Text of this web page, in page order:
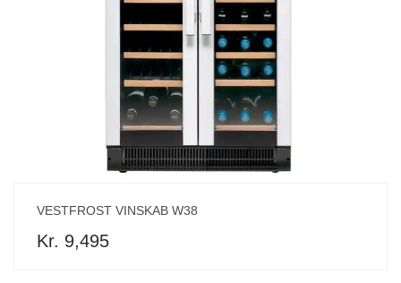
VESTFROST VINSKAB W38
Kr. 9,495